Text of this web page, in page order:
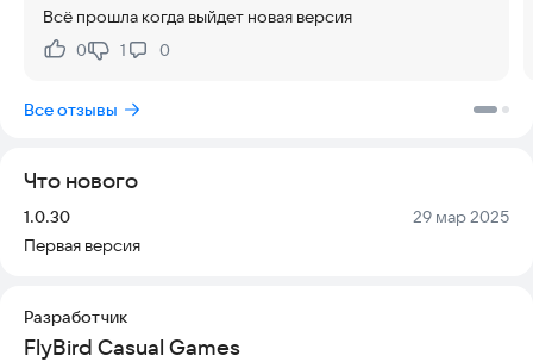
принесет вам воодушевление или расслабление. Игра
полностью безопасна, работает стабильно на современных
свою гостиничную империю? 👏 Здесь всё может сбыться!
Установите игру прямо сейчас и начните свое путешествие к
вершине гостиничного мира!
Всё прошла когда выйдет новая версия
Нравится:
0Не нравится:
1 0
Все отзывы
Что нового
Версия:
1.0.30 Дата:
29 мар 2025
Первая версия
Разработчик
FlyBird Casual Games